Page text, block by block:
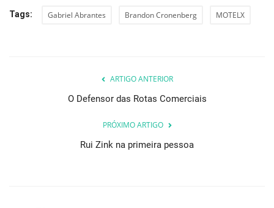
Tags: Gabriel Abrantes Brandon Cronenberg MOTELX
ARTIGO ANTERIOR
O Defensor das Rotas Comerciais
PRÓXIMO ARTIGO
Rui Zink na primeira pessoa